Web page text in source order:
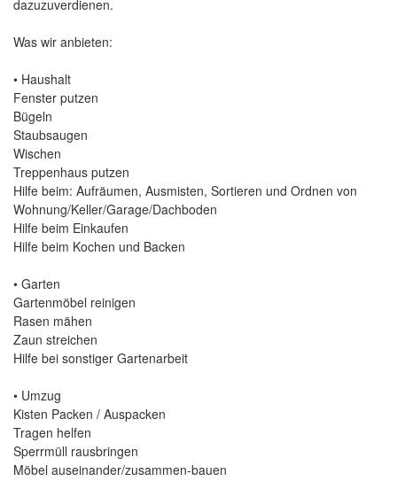
dazuzuverdienen.
Was wir anbieten:
• Haushalt
Fenster putzen
Bügeln
Staubsaugen
Wischen
Treppenhaus putzen
Hilfe beim: Aufräumen, Ausmisten, Sortieren und Ordnen von
Wohnung/Keller/Garage/Dachboden
Hilfe beim Einkaufen
Hilfe beim Kochen und Backen
• Garten
Gartenmöbel reinigen
Rasen mähen
Zaun streichen
Hilfe bei sonstiger Gartenarbeit
• Umzug
Kisten Packen / Auspacken
Tragen helfen
Sperrmüll rausbringen
Möbel auseinander/zusammen-bauen